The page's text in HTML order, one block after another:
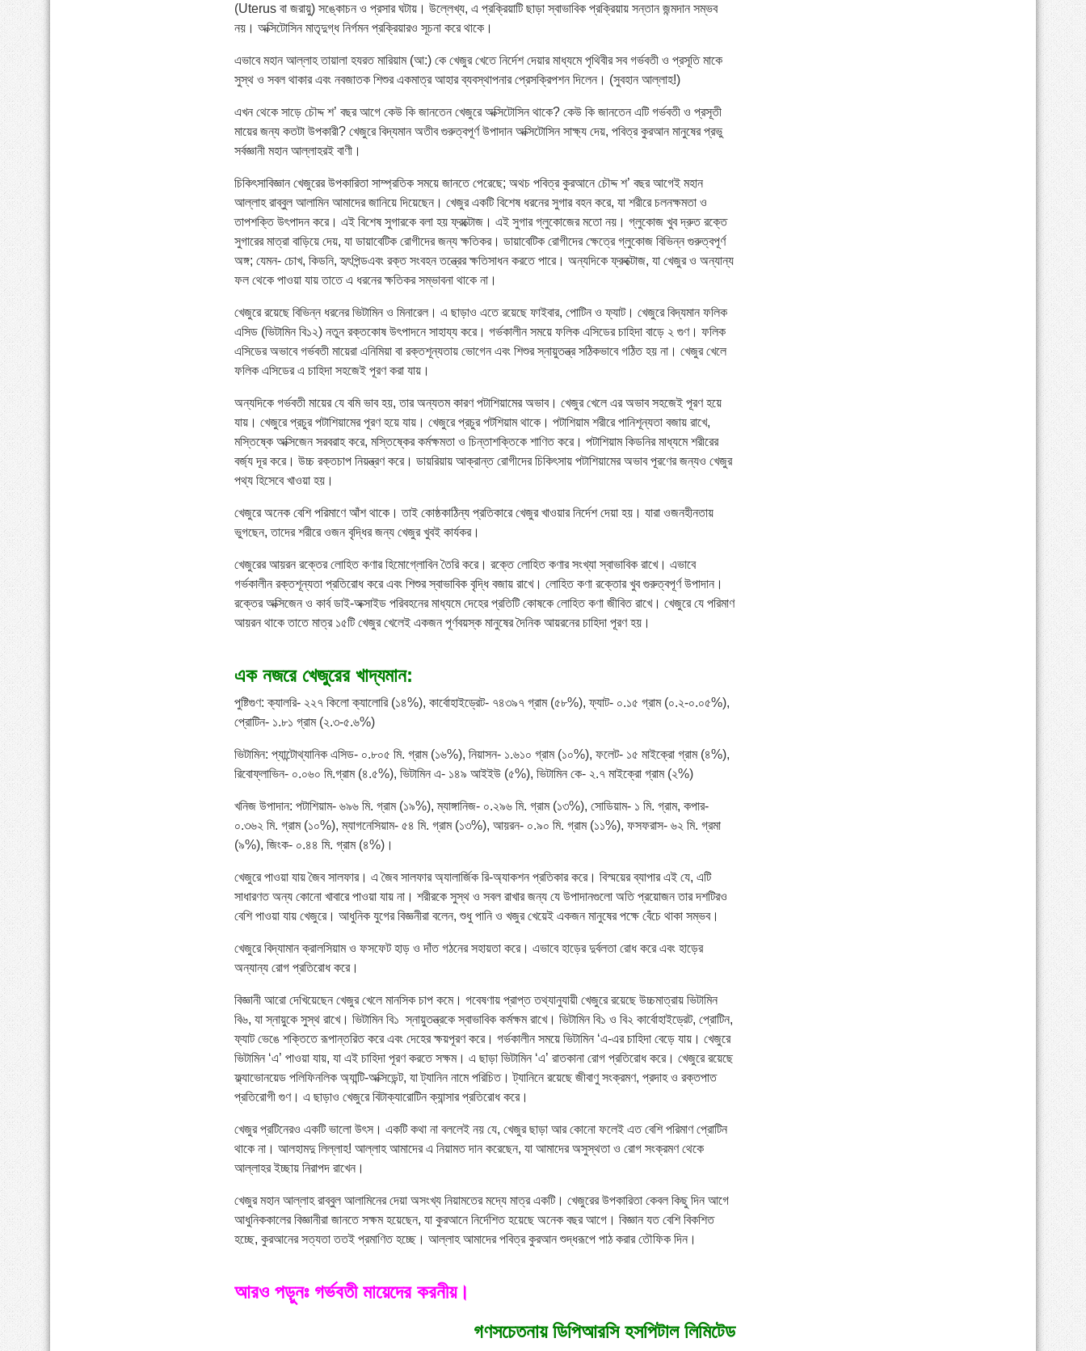
(Uterus বা জরায়ু) সঙ্কোচন ও প্রসার ঘটায়। উল্লেখ্য, এ প্রক্রিয়াটি ছাড়া স্বাভাবিক প্রক্রিয়ায় সন্তান জন্মদান সম্ভব
নয়। অক্সিটোসিন মাতৃদুগ্ধ নির্গমন প্রক্রিয়ারও সূচনা করে থাকে।
এভাবে মহান আল্লাহ তায়ালা হযরত মারিয়াম (আ:) কে খেজুর খেতে নির্দেশ দেয়ার মাধ্যমে পৃথিবীর সব গর্ভবতী ও প্রসূতি মাকে
সুস্থ ও সবল থাকার এবং নবজাতক শিশুর একমাত্র আহার ব্যবস্থাপনার প্রেসক্রিপশন দিলেন। (সুবহান আল্লাহ!)
এখন থেকে সাড়ে চৌদ্দ শ’ বছর আগে কেউ কি জানতেন খেজুরে অক্সিটোসিন থাকে? কেউ কি জানতেন এটি গর্ভবতী ও প্রসূতী
মায়ের জন্য কতটা উপকারী? খেজুরে বিদ্যমান অতীব গুরুত্বপূর্ণ উপাদান অক্সিটোসিন সাক্ষ্য দেয়, পবিত্র কুরআন মানুষের প্রভু
সর্বজ্ঞানী মহান আল্লাহরই বাণী।
চিকিৎসাবিজ্ঞান খেজুরের উপকারিতা সাম্প্রতিক সময়ে জানতে পেরেছে; অথচ পবিত্র কুরআনে চৌদ্দ শ’ বছর আগেই মহান
আল্লাহ রাব্বুল আলামিন আমাদের জানিয়ে দিয়েছেন। খেজুর একটি বিশেষ ধরনের সুগার বহন করে, যা শরীরে চলনক্ষমতা ও
তাপশক্তি উৎপাদন করে। এই বিশেষ সুগারকে বলা হয় ফ্রক্টোজ। এই সুগার গ্লুকোজের মতো নয়। গ্লুকোজ খুব দ্রুত রক্তে
সুগারের মাত্রা বাড়িয়ে দেয়, যা ডায়াবেটিক রোগীদের জন্য ক্ষতিকর। ডায়াবেটিক রোগীদের ক্ষেত্রে গ্লুকোজ বিভিন্ন গুরুত্বপূর্ণ
অঙ্গ; যেমন- চোখ, কিডনি, হৃৎপিন্ডএবং রক্ত সংবহন তন্ত্রের ক্ষতিসাধন করতে পারে। অন্যদিকে ফ্রুক্টোজ, যা খেজুর ও অন্যান্য
ফল থেকে পাওয়া যায় তাতে এ ধরনের ক্ষতিকর সম্ভাবনা থাকে না।
খেজুরে রয়েছে বিভিন্ন ধরনের ভিটামিন ও মিনারেল। এ ছাড়াও এতে রয়েছে ফাইবার, পোটিন ও ফ্যাট। খেজুরে বিদ্যমান ফলিক
এসিড (ভিটামিন বি১২) নতুন রক্তকোষ উৎপাদনে সাহায্য করে। গর্ভকালীন সময়ে ফলিক এসিডের চাহিদা বাড়ে ২ গুণ। ফলিক
এসিডের অভাবে গর্ভবতী মায়েরা এনিমিয়া বা রক্তশূন্যতায় ভোগেন এবং শিশুর স্নায়ুতন্ত্র সঠিকভাবে গঠিত হয় না। খেজুর খেলে
ফলিক এসিডের এ চাহিদা সহজেই পূরণ করা যায়।
অন্যদিকে গর্ভবতী মায়ের যে বমি ভাব হয়, তার অন্যতম কারণ পটাশিয়ামের অভাব। খেজুর খেলে এর অভাব সহজেই পূরণ হয়ে
যায়। খেজুরে প্রচুর পটাশিয়ামের পূরণ হয়ে যায়। খেজুরে প্রচুর পটশিয়াম থাকে। পটাশিয়াম শরীরে পানিশূন্যতা বজায় রাখে,
মস্তিষ্কে অক্সিজেন সরবরাহ করে, মস্তিষ্কের কর্মক্ষমতা ও চিন্তাশক্তিকে শাণিত করে। পটাশিয়াম কিডনির মাধ্যমে শরীরের
বর্জ্য দূর করে। উচ্চ রক্তচাপ নিয়ন্ত্রণ করে। ডায়রিয়ায় আক্রান্ত রোগীদের চিকিৎসায় পটাশিয়ামের অভাব পূরণের জন্যও খেজুর
পথ্য হিসেবে খাওয়া হয়।
খেজুরে অনেক বেশি পরিমাণে আঁশ থাকে। তাই কোষ্ঠকাঠিন্য প্রতিকারে খেজুর খাওয়ার নির্দেশ দেয়া হয়। যারা ওজনহীনতায়
ভুগছেন, তাদের শরীরে ওজন বৃদ্ধির জন্য খেজুর খুবই কার্যকর।
খেজুরের আয়রন রক্তের লোহিত কণার হিমোগ্লোবিন তৈরি করে। রক্তে লোহিত কণার সংখ্যা স্বাভাবিক রাখে। এভাবে
গর্ভকালীন রক্তশূন্যতা প্রতিরোধ করে এবং শিশুর স্বাভাবিক বৃদ্ধি বজায় রাখে। লোহিত কণা রক্তোর খুব গুরুত্বপূর্ণ উপাদান।
রক্তের অক্সিজেন ও কার্ব ডাই-অক্সাইড পরিবহনের মাধ্যমে দেহের প্রতিটি কোষকে লোহিত কণা জীবিত রাখে। খেজুরে যে পরিমাণ
আয়রন থাকে তাতে মাত্র ১৫টি খেজুর খেলেই একজন পূর্ণবয়স্ক মানুষের দৈনিক আয়রনের চাহিদা পূরণ হয়।
এক নজরে খেজুরের খাদ্যমান:
পুষ্টিগুণ: ক্যালরি- ২২৭ কিলো ক্যালোরি (১৪%), কার্বোহাইড্রেট- ৭৪৩৯৭ গ্রাম (৫৮%), ফ্যাট- ০.১৫ গ্রাম (০.২-০.০৫%),
প্রোটিন- ১.৮১ গ্রাম (২.৩-৫.৬%)
ভিটামিন: প্যান্টোথ্যানিক এসিড- ০.৮০৫ মি. গ্রাম (১৬%), নিয়াসন- ১.৬১০ গ্রাম (১০%), ফলেট- ১৫ মাইক্রো গ্রাম (৪%),
রিবোফ্লাভিন- ০.০৬০ মি.গ্রাম (৪.৫%), ভিটামিন এ- ১৪৯ আইইউ (৫%), ভিটামিন কে- ২.৭ মাইক্রো গ্রাম (২%)
খনিজ উপাদান: পটাশিয়াম- ৬৯৬ মি. গ্রাম (১৯%), ম্যাঙ্গানিজ- ০.২৯৬ মি. গ্রাম (১৩%), সোডিয়াম- ১ মি. গ্রাম, কপার-
০.৩৬২ মি. গ্রাম (১০%), ম্যাগনেসিয়াম- ৫৪ মি. গ্রাম (১৩%), আয়রন- ০.৯০ মি. গ্রাম (১১%), ফসফরাস- ৬২ মি. গ্রমা
(৯%), জিংক- ০.৪৪ মি. গ্রাম (৪%)।
খেজুরে পাওয়া যায় জৈব সালফার। এ জৈব সালফার অ্যালার্জিক রি-অ্যাকশন প্রতিকার করে। বিস্ময়ের ব্যাপার এই যে, এটি
সাধারণত অন্য কোনো খাবারে পাওয়া যায় না। শরীরকে সুস্থ ও সবল রাখার জন্য যে উপাদানগুলো অতি প্রয়োজন তার দশটিরও
বেশি পাওয়া যায় খেজুরে। আধুনিক যুগের বিজ্ঞনীরা বলেন, শুধু পানি ও খজুর খেয়েই একজন মানুষের পক্ষে বেঁচে থাকা সম্ভব।
খেজুরে বিদ্যামান ক্রালসিয়াম ও ফসফেট হাড় ও দাঁত গঠনের সহায়তা করে। এভাবে হাড়ের দুর্বলতা রোধ করে এবং হাড়ের
অন্যান্য রোগ প্রতিরোধ করে।
বিজ্ঞানী আরো দেখিয়েছেন খেজুর খেলে মানসিক চাপ কমে। গবেষণায় প্রাপ্ত তথ্যানুযায়ী খেজুরে রয়েছে উচ্চমাত্রায় ভিটামিন
বি৬, যা স্নায়ুকে সুস্থ রাখে। ভিটামিন বি১ স্নায়ুতন্ত্রকে স্বাভাবিক কর্মক্ষম রাখে। ভিটামিন বি১ ও বি২ কার্বোহাইড্রেট, প্রোটিন,
ফ্যাট ভেঙে শক্তিতে রূপান্তরিত করে এবং দেহের ক্ষয়পূরণ করে। গর্ভকালীন সময়ে ভিটামিন ‘এ-এর চাহিদা বেড়ে যায়। খেজুরে
ভিটামিন ‘এ’ পাওয়া যায়, যা এই চাহিদা পূরণ করতে সক্ষম। এ ছাড়া ভিটামিন ‘এ’ রাতকানা রোগ প্রতিরোধ করে। খেজুরে রয়েছে
ফ্ল্যাভোনয়েড পলিফিনলিক অ্যান্টি-অক্সিডেন্ট, যা ট্যানিন নামে পরিচিত। ট্যানিনে রয়েছে জীবাণু সংক্রমণ, প্রদাহ ও রক্তপাত
প্রতিরোগী গুণ। এ ছাড়াও খেজুরে বিটাক্যারোটিন ক্যান্সার প্রতিরোধ করে।
খেজুর প্রটিনেরও একটি ভালো উৎস। একটি কথা না বললেই নয় যে, খেজুর ছাড়া আর কোনো ফলেই এত বেশি পরিমাণ প্রোটিন
থাকে না। আলহামদু লিল্লাহ! আল্লাহ আমাদের এ নিয়ামত দান করেছেন, যা আমাদের অসুস্থতা ও রোগ সংক্রমণ থেকে
আল্লাহর ইচ্ছায় নিরাপদ রাখেন।
খেজুর মহান আল্লাহ রাব্বুল আলামিনের দেয়া অসংখ্য নিয়ামতের মদ্যে মাত্র একটি। খেজুরের উপকারিতা কেবল কিছু দিন আগে
আধুনিককালের বিজ্ঞানীরা জানতে সক্ষম হয়েছেন, যা কুরআনে নির্দেশিত হয়েছে অনেক বছর আগে। বিজ্ঞান যত বেশি বিকশিত
হচ্ছে, কুরআনের সত্যতা ততই প্রমাণিত হচ্ছে। আল্লাহ আমাদের পবিত্র কুরআন শুদ্ধরূপে পাঠ করার তৌফিক দিন।
আরও পড়ুনঃ গর্ভবতী মায়েদের করনীয়।
গণসচেতনায় ডিপিআরসি হসপিটাল লিমিটেড